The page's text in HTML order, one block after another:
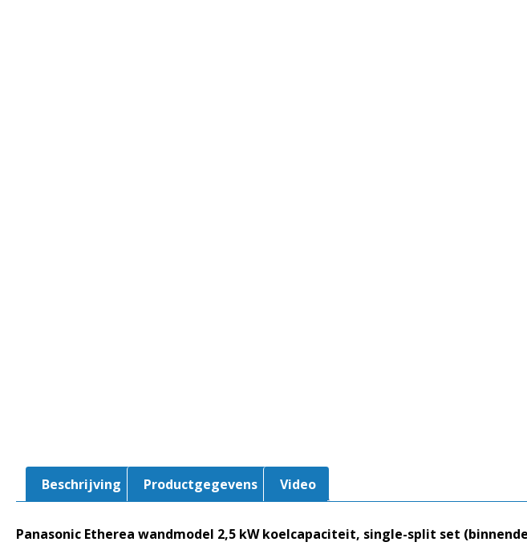
Beschrijving Productgegevens Video
Panasonic Etherea wandmodel 2,5 kW koelcapaciteit, single-split set